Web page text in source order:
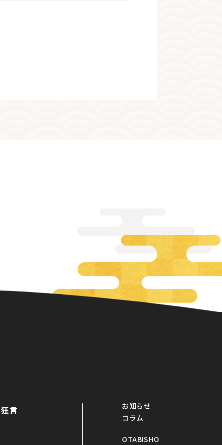
狂言
お知らせ
コラム
OTABISHO